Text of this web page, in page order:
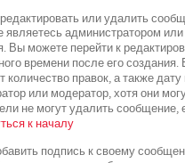
или удалить
являетесь администратором
Вы можете перейти к
времени после его
количество правок, а также
или модератор, хотя они
не могут удалить сообщение,
к началу
подпись к своему